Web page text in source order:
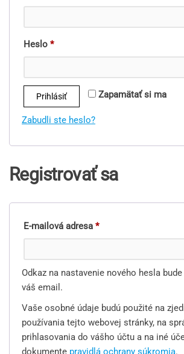
Heslo *Povinné
Zapamätať si ma
Prihlásiť
Zabudli ste heslo?
Registrovať sa
E-mailová adresa *Povinné
Odkaz na nastavenie nového hesla
váš email.
Vaše osobné údaje budú použité na
používania tejto webovej stránky, na
prihlasovania do vášho účtu a na iné
dokumente pravidlá ochrany súkromia.